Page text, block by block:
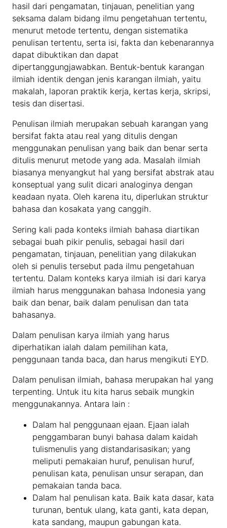
hasil dari pengamatan, tinjauan, penelitian yang
seksama dalam bidang ilmu pengetahuan tertentu,
menurut metode tertentu, dengan sistematika
penulisan tertentu, serta isi, fakta dan kebenarannya
dapat dibuktikan dan dapat
dipertanggungjawabkan. Bentuk-bentuk karangan
ilmiah identik dengan jenis karangan ilmiah, yaitu
makalah, laporan praktik kerja, kertas kerja, skripsi,
tesis dan disertasi.
Penulisan ilmiah merupakan sebuah karangan yang
bersifat fakta atau real yang ditulis dengan
menggunakan penulisan yang baik dan benar serta
ditulis menurut metode yang ada. Masalah ilmiah
biasanya menyangkut hal yang bersifat abstrak atau
konseptual yang sulit dicari analoginya dengan
keadaan nyata. Oleh karena itu, diperlukan struktur
bahasa dan kosakata yang canggih.
Sering kali pada konteks ilmiah bahasa diartikan
sebagai buah pikir penulis, sebagai hasil dari
pengamatan, tinjauan, penelitian yang dilakukan
oleh si penulis tersebut pada ilmu pengetahuan
tertentu. Dalam konteks karya ilmiah isi dari karya
ilmiah harus menggunakan bahasa Indonesia yang
baik dan benar, baik dalam penulisan dan tata
bahasanya.
Dalam penulisan karya ilmiah yang harus
diperhatikan ialah dalam pemilihan kata,
penggunaan tanda baca, dan harus mengikuti EYD.
Dalam penulisan ilmiah, bahasa merupakan hal yang
terpenting. Untuk itu kita harus sebaik mungkin
menggunakannya. Antara lain :
Dalam hal penggunaan ejaan. Ejaan ialah
penggambaran bunyi bahasa dalam kaidah
tulismenulis yang distandarisasikan; yang
meliputi pemakaian huruf, penulisan huruf,
penulisan kata, penulisan unsur serapan, dan
pemakaian tanda baca.
Dalam hal penulisan kata. Baik kata dasar, kata
turunan, bentuk ulang, kata ganti, kata depan,
kata sandang, maupun gabungan kata.